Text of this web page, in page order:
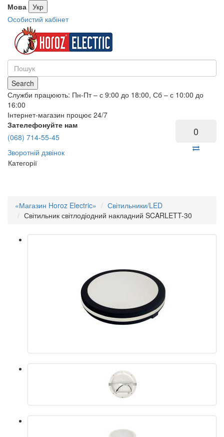
Мова Укр
Особистий кабінет
Search
Служби працюють: Пн-Пт – с 9:00 до 18:00, Сб – с 10:00 до
16:00
Інтернет-магазин процює 24/7
Зателефонуйте нам
(068) 714-55-45
Зворотній дзвінок
0
Категорії
«Магазин Horoz Electric»
Світильники/LED
Світильник світлодіодний накладний SCARLETT-30